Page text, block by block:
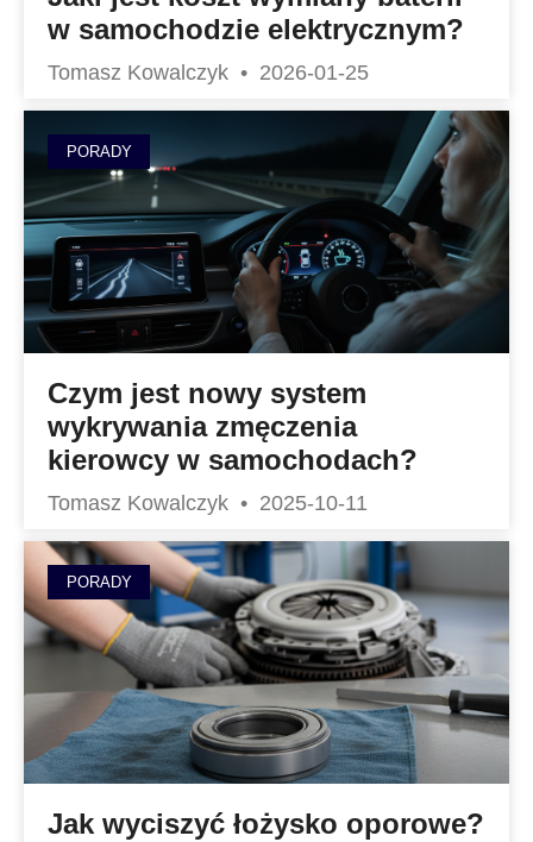
w samochodzie elektrycznym?
Tomasz Kowalczyk 2026-01-25
PORADY
Czym jest nowy system
wykrywania zmęczenia
kierowcy w samochodach?
Tomasz Kowalczyk 2025-10-11
PORADY
Jak wyciszyć łożysko oporowe?